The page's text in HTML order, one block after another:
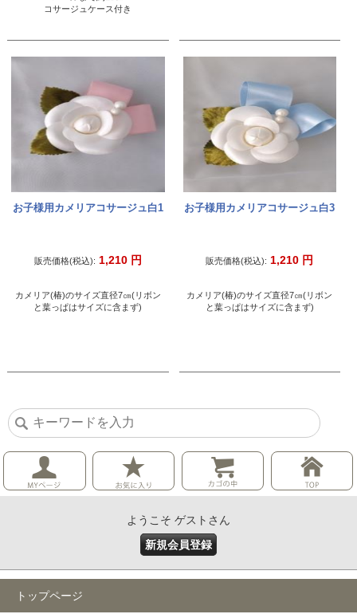
コサージュケース付き
お子様用カメリアコサージュ白1
販売価格(税込): 1,210 円
カメリア(椿)のサイズ直径7㎝(リボン
と葉っぱはサイズに含まず)
お子様用カメリアコサージュ白3
販売価格(税込): 1,210 円
カメリア(椿)のサイズ直径7㎝(リボン
と葉っぱはサイズに含まず)
ようこそ ゲストさん
新規会員登録
トップページ